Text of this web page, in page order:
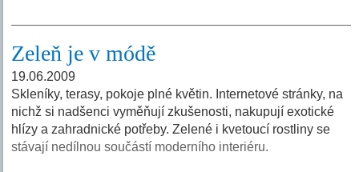
Zeleň je v módě
19.06.2009
Skleníky, terasy, pokoje plné květin. Internetové stránky, na
nichž si nadšenci vyměňují zkušenosti, nakupují exotické
hlízy a zahradnické potřeby. Zelené i kvetoucí rostliny se
stávají nedílnou součástí moderního interiéru.